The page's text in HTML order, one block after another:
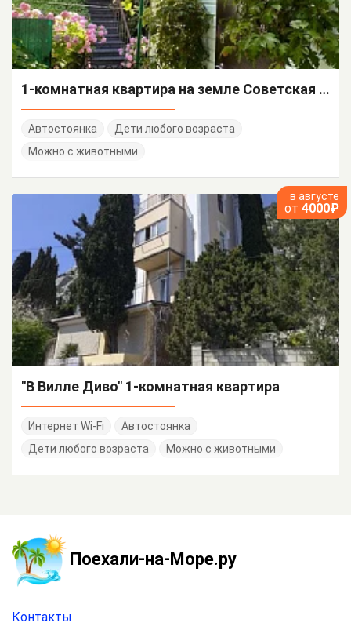
1-комнатная квартира на земле Советская 18-1
Автостоянка
Дети любого возраста
Можно с животными
в августе
от 4000₽
"В Вилле Диво" 1-комнатная квартира
Интернет Wi-Fi
Автостоянка
Дети любого возраста
Можно с животными
Поехали-на-Море.ру
Контакты